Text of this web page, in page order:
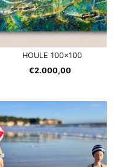
HOULE 100x100
Prix
€2.000,00